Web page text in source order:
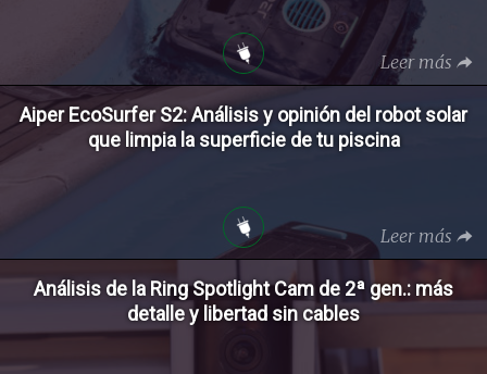
Leer más
Aiper EcoSurfer S2: Análisis y opinión del robot solar
que limpia la superficie de tu piscina
Leer más
Análisis de la Ring Spotlight Cam de 2ª gen.: más
detalle y libertad sin cables